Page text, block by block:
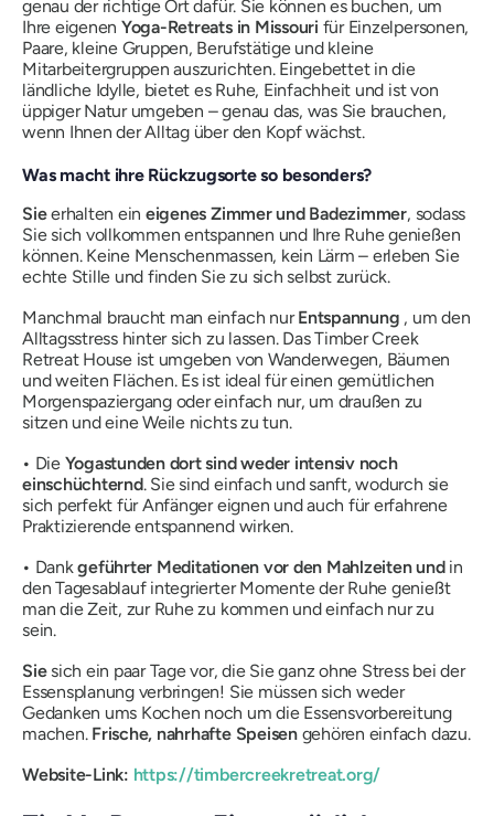
genau der richtige Ort dafür. Sie können es buchen, um
Ihre eigenen Yoga-Retreats in Missouri für Einzelpersonen,
Paare, kleine Gruppen, Berufstätige und kleine
Mitarbeitergruppen auszurichten. Eingebettet in die
ländliche Idylle, bietet es Ruhe, Einfachheit und ist von
üppiger Natur umgeben – genau das, was Sie brauchen,
wenn Ihnen der Alltag über den Kopf wächst.
Was macht ihre Rückzugsorte so besonders?
Sieerhalten ein eigenes Zimmer und Badezimmer, sodass
Sie sich vollkommen entspannen und Ihre Ruhe genießen
können. Keine Menschenmassen, kein Lärm – erleben Sie
echte Stille und finden Sie zu sich selbst zurück.
Manchmal braucht man einfach nurEntspannung , um den
Alltagsstress hinter sich zu lassen. Das Timber Creek
Retreat House ist umgeben von Wanderwegen, Bäumen
und weiten Flächen. Es ist ideal für einen gemütlichen
Morgenspaziergang oder einfach nur, um draußen zu
sitzen und eine Weile nichts zu tun.
• Die Yogastunden dort sind weder intensiv noch
einschüchternd. Sie sind einfach und sanft, wodurch sie
sich perfekt für Anfänger eignen und auch für erfahrene
Praktizierende entspannend wirken.
• Dankgeführter Meditationen vor den Mahlzeiten undin
den Tagesablauf integrierter Momente der Ruhe genießt
man die Zeit, zur Ruhe zu kommen und einfach nur zu
sein.
Sie sich ein paar Tage vor, die Sie ganz ohne Stress bei der
Essensplanung verbringen! Sie müssen sich weder
Gedanken ums Kochen noch um die Essensvorbereitung
machen. Frische, nahrhafte Speisengehören einfach dazu.
Website-Link: https://timbercreekretreat.org/